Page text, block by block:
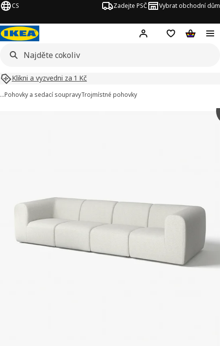
CS Zadejte PSČ Vybrat obchodní dům
Hej! Přihlášení
NákupníNákupní
Klikni a vyzvedni za 1 Kč
…Pohovky a sedací soupravyTrojmístné pohovky